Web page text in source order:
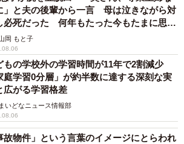
」と夫の後輩から一言 母は泣きながら対
必死だった 何年もたった今もたまに思い
…
岡 もと子
もの学校外の学習時間が11年で2割減少
庭学習0分層」が約半数に達する深刻な実
広がる学習格差
まいどなニュース情報部
故物件」という言葉のイメージにとらわれ